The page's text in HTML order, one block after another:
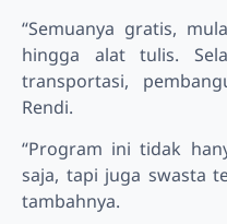
“Semuanya gratis,
hingga alat tulis.
transportasi,
Rendi.
“Program ini tidak
saja, tapi juga swasta
tambahnya.